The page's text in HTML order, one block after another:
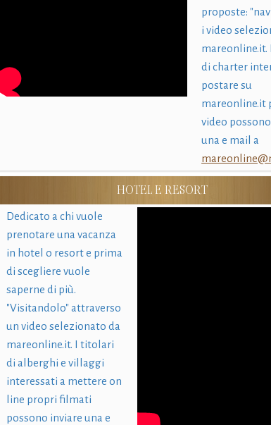
proposte:
i video
mareonline.it.
di charter
postare su
mareonline.it
video
una e mail a
HOTEL E RESORT
Dedicato a chi vuole
prenotare una vacanza
in hotel o resort e prima
di scegliere vuole
saperne di più.
"Visitandolo" attraverso
un video selezionato da
mareonline.it. I titolari
di alberghi e villaggi
interessati a mettere on
line propri filmati
possono inviare una e